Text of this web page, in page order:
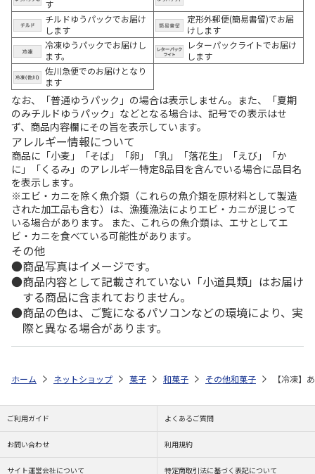
す
チルドゆうパックでお届け
します
定形外郵便(簡易書留)でお届
けします
冷凍ゆうパックでお届けし
ます。
レターパックライトでお届け
します
佐川急便でのお届けとなり
ます
なお、「普通ゆうパック」の場合は表示しません。また、「夏期
のみチルドゆうパック」などとなる場合は、記号での表示はせ
ず、商品内容欄にその旨を表示しています。
アレルギー情報について
商品に「小麦」「そば」「卵」「乳」「落花生」「えび」「か
に」「くるみ」のアレルギー特定8品目を含んでいる場合に品目名
を表示します。
※エビ・カニを除く魚介類（これらの魚介類を原材料として製造
された加工品も含む）は、漁獲漁法によりエビ・カニが混じって
いる場合があります。 また、これらの魚介類は、エサとしてエ
ビ・カニを食べている可能性があります。
その他
商品写真はイメージです。
商品内容として記載されていない「小道具類」はお届け
する商品に含まれておりません。
商品の色は、ご覧になるパソコンなどの環境により、実
際と異なる場合があります。
ホーム ネットショップ 菓子 和菓子 その他和菓子 【冷凍
ご利用ガイド よくあるご質問
お問い合わせ 利用規約
サイト運営会社について 特定商取引法に基づく表記について